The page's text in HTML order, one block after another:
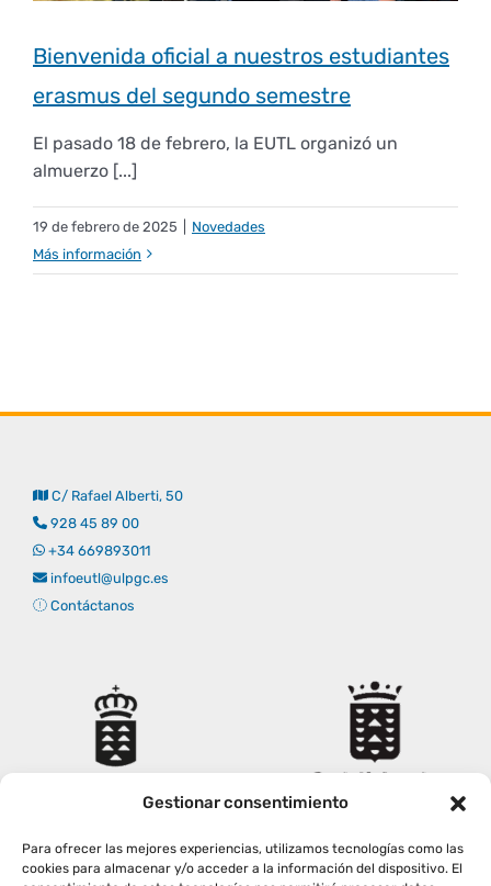
Gestionar consentimiento
Para ofrecer las mejores experiencias, utilizamos tecnologías como las
cookies para almacenar y/o acceder a la información del dispositivo. El
Bienvenida oficial a nuestros estudiantes
erasmus del segundo semestre
El pasado 18 de febrero, la EUTL organizó un
almuerzo [...]
19 de febrero de 2025
Novedades
Más información
C/ Rafael Alberti, 50
928 45 89 00
+34 669893011
infoeutl@ulpgc.es
Contáctanos